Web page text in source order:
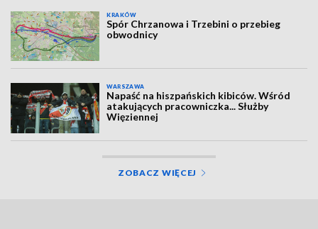
KRAKÓW
Spór Chrzanowa i Trzebini o przebieg
obwodnicy
WARSZAWA
Napaść na hiszpańskich kibiców. Wśród
atakujących pracowniczka... Służby
Więziennej
ZOBACZ WIĘCEJ